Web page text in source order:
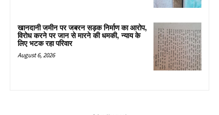
खानदानी जमीन पर जबरन सड़क निर्माण का आरोप,
विरोध करने पर जान से मारने की धमकी, न्याय के
लिए भटक रहा परिवार
August 6, 2026